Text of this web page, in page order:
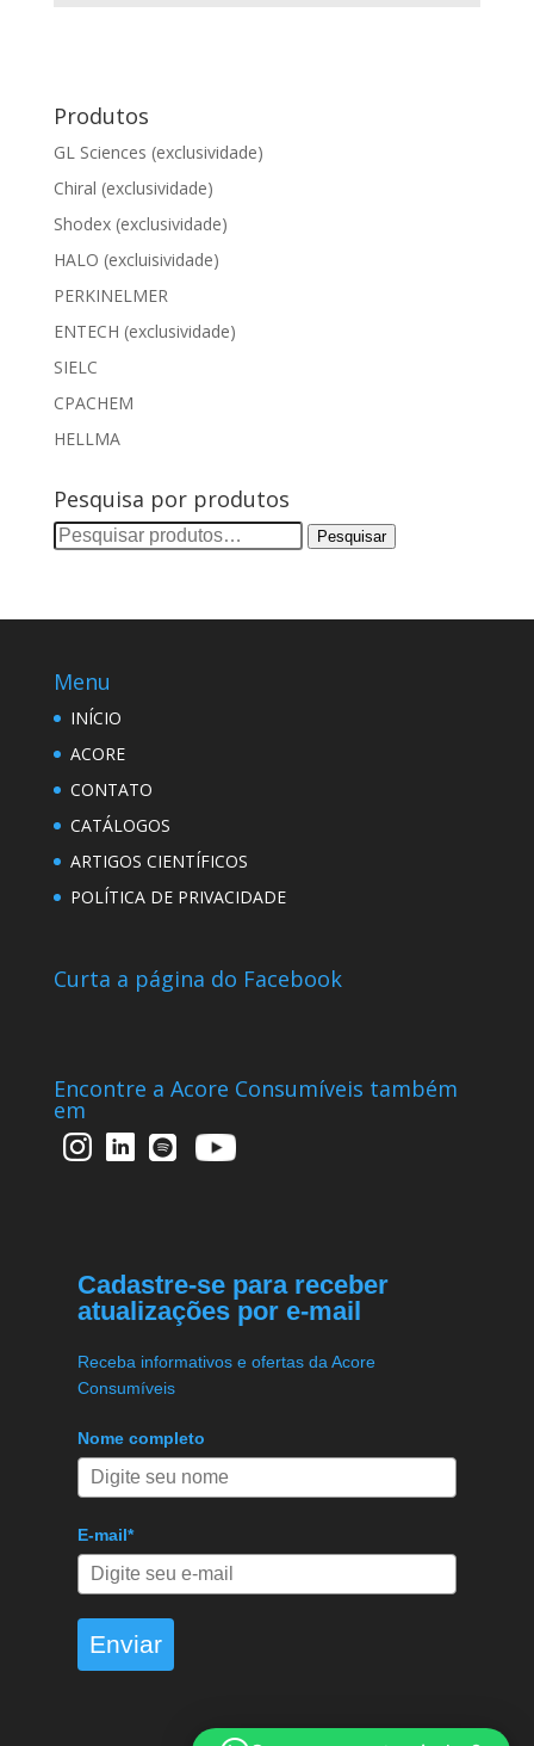
Produtos
GL Sciences (exclusividade)
Chiral (exclusividade)
Shodex (exclusividade)
HALO (excluisividade)
PERKINELMER
ENTECH (exclusividade)
SIELC
CPACHEM
HELLMA
Pesquisa por produtos
Pesquisar
Pesquisar
Menu
INÍCIO
ACORE
CONTATO
CATÁLOGOS
ARTIGOS CIENTÍFICOS
POLÍTICA DE PRIVACIDADE
Curta a página do Facebook
Encontre a Acore Consumíveis também
em
Cadastre-se para receber
atualizações por e-mail
Receba informativos e ofertas da Acore
Consumíveis
Nome completo
E-mail*
Enviar